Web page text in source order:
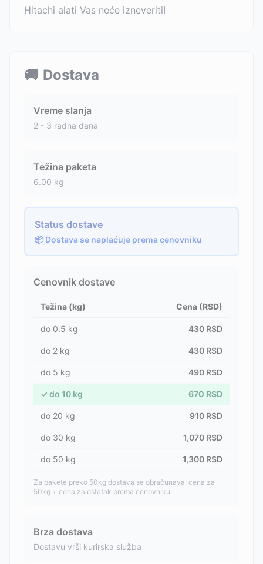
Hitachi alati Vas neće izneveriti!
🚚 Dostava
Vreme slanja
2 - 3 radna dana
Težina paketa
6.00 kg
Status dostave
📦 Dostava se naplaćuje prema cenovniku
Cenovnik dostave
Težina (kg) Cena (RSD)
do 0.5 kg 430 RSD
do 2 kg 430 RSD
do 5 kg 490 RSD
✓ do 10 kg 670 RSD
do 20 kg 910 RSD
do 30 kg 1,070 RSD
do 50 kg 1,300 RSD
Za pakete preko 50kg dostava se obračunava: cena za
50kg + cena za ostatak prema cenovniku
Brza dostava
Dostavu vrši kurirska služba